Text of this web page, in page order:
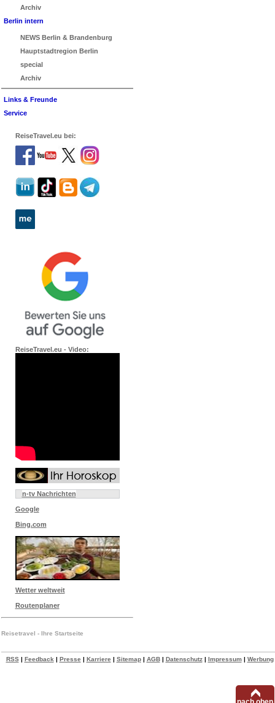
Archiv
Berlin intern
NEWS Berlin & Brandenburg
Hauptstadtregion Berlin
special
Archiv
Links & Freunde
Service
ReiseTravel.eu bei:
ReiseTravel.eu - Video:
n-tv Nachrichten
Google
Bing.com
Wetter weltweit
Routenplaner
Reisetravel - Ihre Startseite
RSS| Feedback | Presse | Karriere | Sitemap| AGB| Datenschutz| Impressum| Werbung